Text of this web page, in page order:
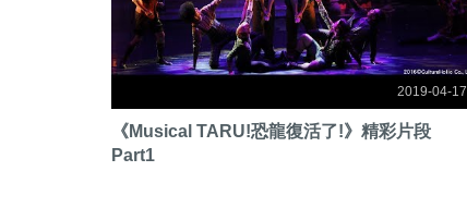
2019-04-17
《Musical TARU!恐龍復活了!》精彩片段
Part1